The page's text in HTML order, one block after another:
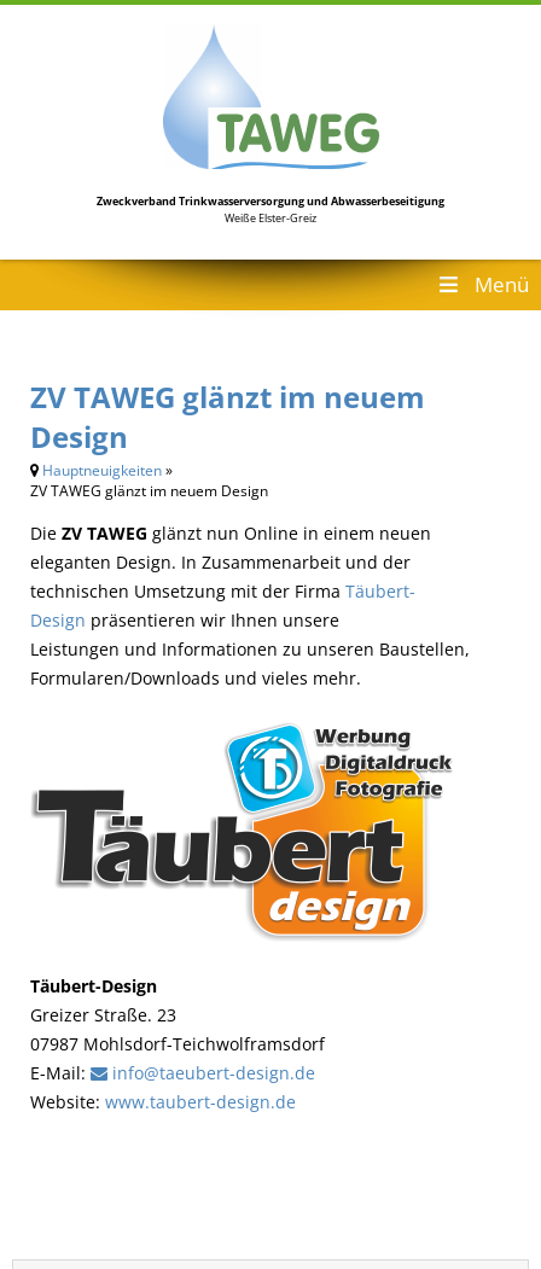
Zweckverband Trinkwasserversorgungund Abwasserbeseitigung
Weiße Elster-Greiz
Menü
ZV TAWEG glänzt im neuem
Design
Hauptneuigkeiten»
ZV TAWEG glänzt im neuem Design
Die ZV TAWEG glänzt nun Online in einem neuen
eleganten Design. In Zusammenarbeit und der
technischen Umsetzung mit der Firma Täubert-
Design präsentieren wir Ihnen unsere
Leistungen und Informationen zu unseren Baustellen,
Formularen/Downloads und vieles mehr.
Täubert-Design
Greizer Straße. 23
07987 Mohlsdorf-Teichwolframsdorf
E-Mail:
info@taeubert-design.de
Website: www.taubert-design.de